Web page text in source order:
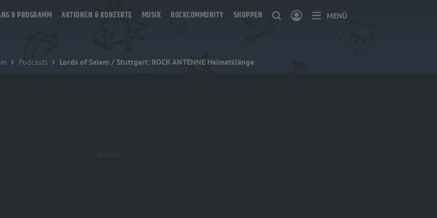
& PROGRAMM AKTIONEN & KONZERTE MUSIK ROCKCOMMUNITY SHOPPEN MENÜ
Podcasts Lords of Salem / Stuttgart: ROCK ANTENNE Heimatklänge